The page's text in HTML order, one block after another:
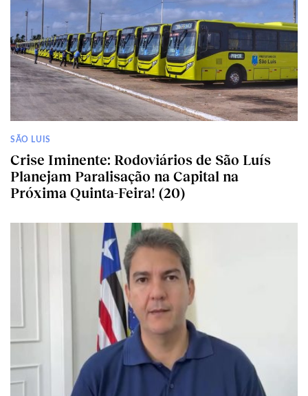
SÃO LUIS
Crise Iminente: Rodoviários de São Luís
Planejam Paralisação na Capital na
Próxima Quinta-Feira! (20)